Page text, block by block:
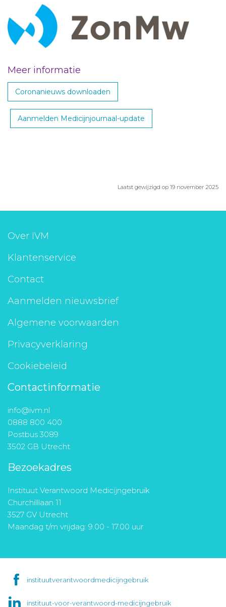
Meer informatie
Coronanieuws downloaden
Aanmelden Medicijnjournaal-update
Laatst gewijzigd op 19 november 2025
Over IVM
Klantenservice
Contact
Aanmelden nieuwsbrief
Algemene voorwaarden
Privacyverklaring
Cookiebeleid
Contactinformatie
info@ivm.nl
0888 800 400
Postbus 3089
3502 GB Utrecht
Bezoekadres
Instituut Verantwoord Medicijngebruik
Churchilllaan 11
3527 GV Utrecht
Maandag t/m vrijdag: 9.00 - 17.00 uur
instituutverantwoordmedicijngebruik
instituut-voor-verantwoord-medicijngebruik